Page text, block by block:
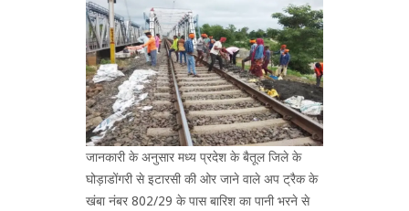
जानकारी के अनुसार मध्य प्रदेश के बैतूल जिले के
घोड़ाडोंगरी से इटारसी की ओर जाने वाले अप ट्रैक के
खंबा नंबर 802/29 के पास बारिश का पानी भरने से